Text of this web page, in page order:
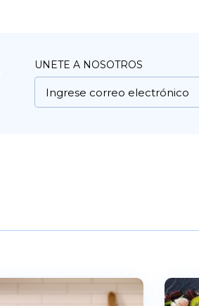
UNETE A NOSOTROS